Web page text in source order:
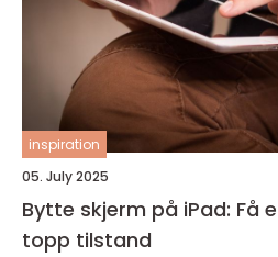
inspiration
05. July 2025
Bytte skjerm på iPad: Få
topp tilstand